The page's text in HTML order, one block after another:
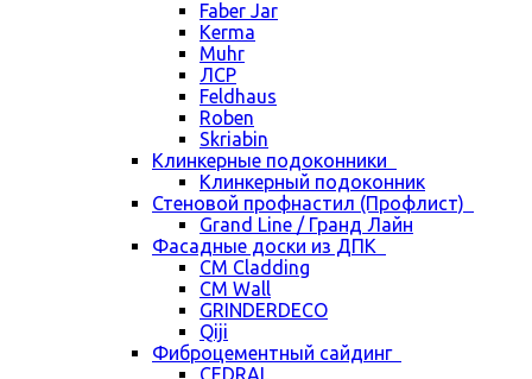
Faber Jar
Kerma
Muhr
ЛСР
Feldhaus
Roben
Skriabin
Клинкерные подоконники
Клинкерный подоконник
Стеновой профнастил (Профлист)
Grand Line / Гранд Лайн
Фасадные доски из ДПК
CM Cladding
CM Wall
GRINDERDECO
Qiji
Фиброцементный сайдинг
CEDRAL